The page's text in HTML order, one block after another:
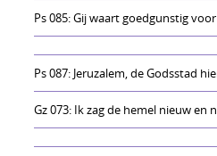
Ps 085: Gij waart goedgunstig
Ps 087: Jeruzalem, de Godsstad
Gz 073: Ik zag de hemel nieuw en